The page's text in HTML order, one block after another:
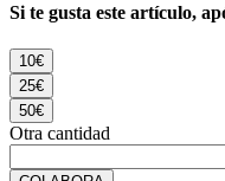
Si te gusta este artículo,
10€
25€
50€
Otra cantidad